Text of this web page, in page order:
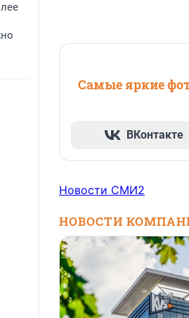
Самые яркие
ВКонтакте
Новости СМИ2
НОВОСТИ